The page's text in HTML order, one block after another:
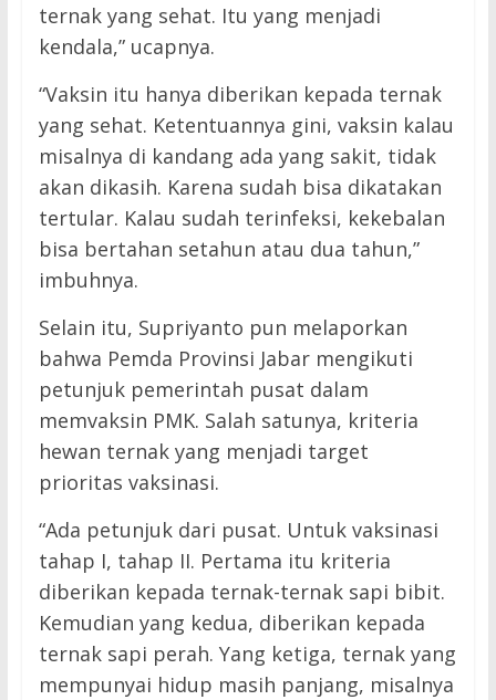
ternak yang sehat. Itu yang menjadi
kendala,” ucapnya.
“Vaksin itu hanya diberikan kepada ternak
yang sehat. Ketentuannya gini, vaksin kalau
misalnya di kandang ada yang sakit, tidak
akan dikasih. Karena sudah bisa dikatakan
tertular. Kalau sudah terinfeksi, kekebalan
bisa bertahan setahun atau dua tahun,”
imbuhnya.
Selain itu, Supriyanto pun melaporkan
bahwa Pemda Provinsi Jabar mengikuti
petunjuk pemerintah pusat dalam
memvaksin PMK. Salah satunya, kriteria
hewan ternak yang menjadi target
prioritas vaksinasi.
“Ada petunjuk dari pusat. Untuk vaksinasi
tahap I, tahap II. Pertama itu kriteria
diberikan kepada ternak-ternak sapi bibit.
Kemudian yang kedua, diberikan kepada
ternak sapi perah. Yang ketiga, ternak yang
mempunyai hidup masih panjang, misalnya